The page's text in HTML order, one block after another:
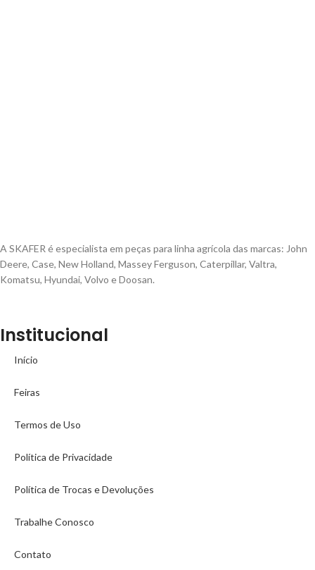
A SKAFER é especialista em peças para linha agrícola das marcas: John
Deere, Case, New Holland, Massey Ferguson, Caterpillar, Valtra,
Komatsu, Hyundai, Volvo e Doosan.
Institucional
Início
Feiras
Termos de Uso
Política de Privacidade
Política de Trocas e Devoluções
Trabalhe Conosco
Contato